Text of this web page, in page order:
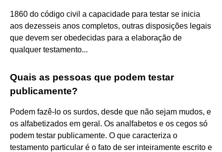
1860 do código civil a capacidade para testar se inicia
aos dezesseis anos completos, outras disposições legais
que devem ser obedecidas para a elaboração de
qualquer testamento...
Quais as pessoas que podem testar
publicamente?
Podem fazê-lo os surdos, desde que não sejam mudos, e
os alfabetizados em geral. Os analfabetos e os cegos só
podem testar publicamente. O que caracteriza o
testamento particular é o fato de ser inteiramente escrito e